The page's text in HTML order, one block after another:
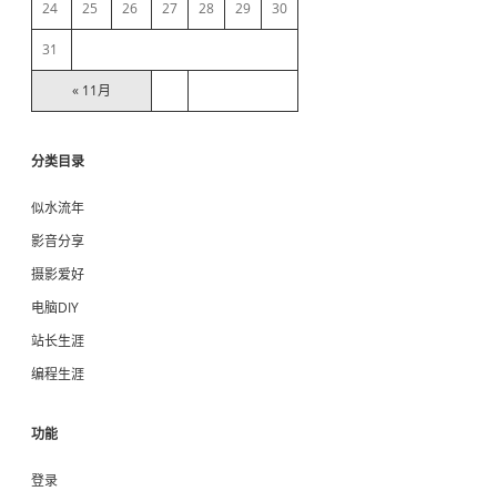
« 11月
24 25 26 27 28 29 30
31
分类目录
似水流年
影音分享
摄影爱好
电脑DIY
站长生涯
编程生涯
功能
登录